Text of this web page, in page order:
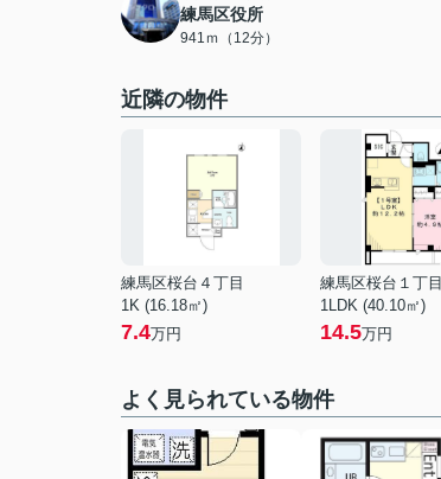
練馬区役所
941ｍ（12分）
近隣の物件
練馬区桜台４丁目
1K (16.18㎡)
7.4万円
練馬区桜台１丁目
1LDK (40.10㎡)
14.5万円
よく見られている物件